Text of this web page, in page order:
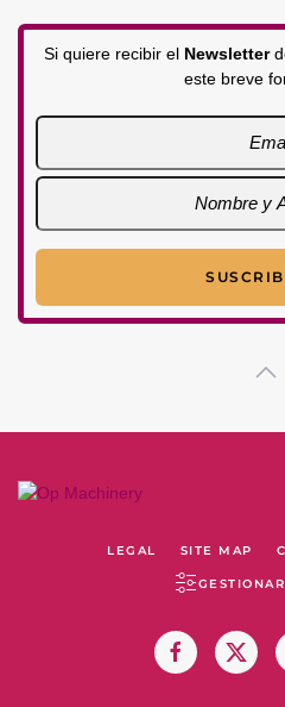
Si quiere recibir el Newsletter
este breve
LEGAL SITE MAP